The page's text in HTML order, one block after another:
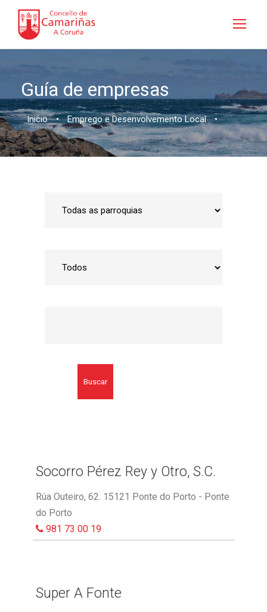
Guía de empresas
Inicio • Emprego e Desenvolvemento Local •
Buscar
Socorro Pérez Rey y Otro, S.C.
Rúa Outeiro, 62. 15121 Ponte do Porto - Ponte
do Porto
981 73 00 19
Super A Fonte